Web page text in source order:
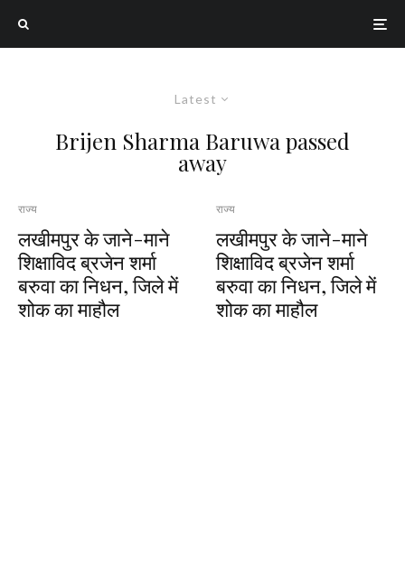
Latest
Brijen Sharma Baruwa passed
away
राज्य
लखीमपुर के जाने-माने
शिक्षाविद ब्रजेन शर्मा
बरुवा का निधन, जिले में
शोक का माहौल
राज्य
लखीमपुर के जाने-माने
शिक्षाविद ब्रजेन शर्मा
बरुवा का निधन, जिले में
शोक का माहौल